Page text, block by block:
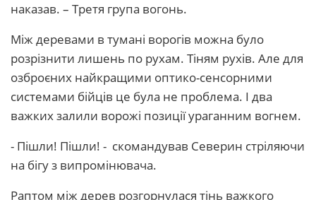
наказав. – Третя група вогонь.
Між деревами в тумані ворогів можна було
розрізнити лишень по рухам. Тіням рухів. Але для
озброєних найкращими оптико-сенсорними
системами бійців це була не проблема. І два
важких залили ворожі позиції ураганним вогнем.
- Пішли! Пішли! - скомандував Северин стріляючи
на бігу з випромінювача.
Раптом між дерев розгорнулася тінь важкого